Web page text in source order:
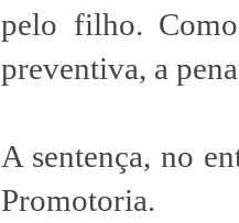
pelo filho.
preventiva, a
A sentença, no
Promotoria.